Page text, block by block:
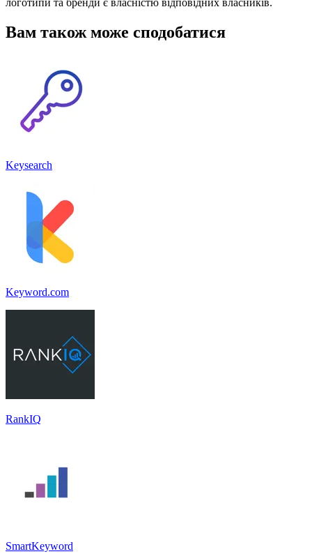
Вам також може сподобатися
Keysearch
Keyword.com
RankIQ
SmartKeyword